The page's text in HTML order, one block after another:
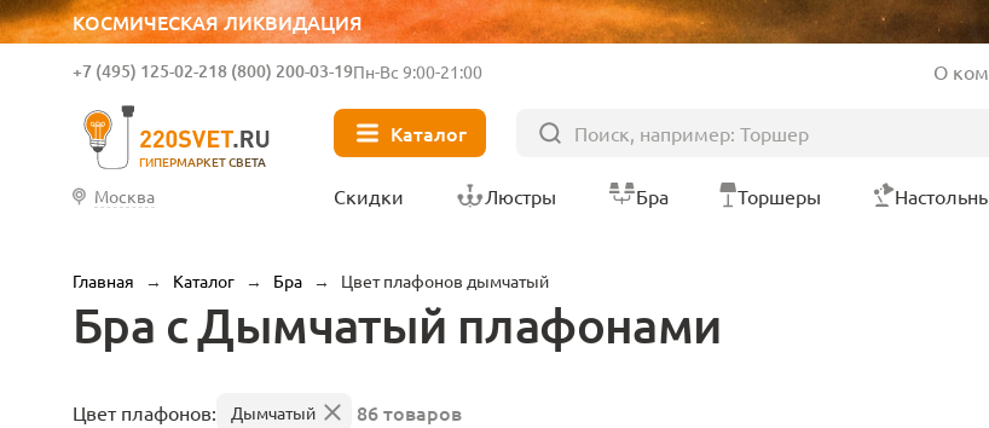
КОСМИЧЕСКАЯ ЛИКВИДАЦИЯ
ГИПЕРМАРКЕТ СВЕТА
+7 (495) 125-02-218 (800) 200-03-19Пн-Вс 9:00-21:00 О
Каталог
Москва Скидки Люстры Бра Торшеры
Главная → Каталог → Бра → Цвет плафонов дымчатый
Бра с Дымчатый плафонами
Цвет плафонов: Дымчатый 86 товаров